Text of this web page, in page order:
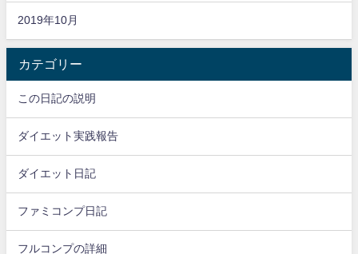
2019年10月
カテゴリー
この日記の説明
ダイエット実践報告
ダイエット日記
ファミコンプ日記
フルコンプの詳細